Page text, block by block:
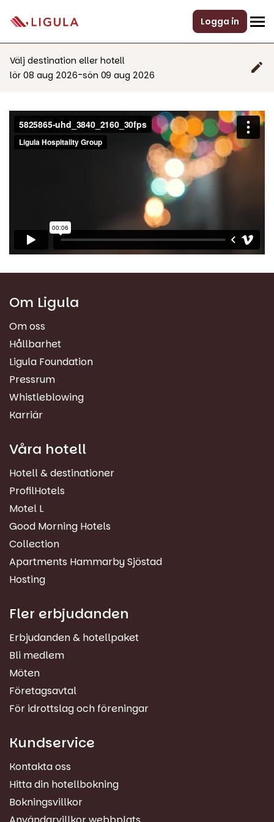
Logga in
Välj destination eller hotell
lör 08 aug 2026-sön 09 aug 2026
Om Ligula
Om oss
Hållbarhet
Ligula Foundation
Pressrum
Whistleblowing
Karriär
Våra hotell
Hotell & destinationer
ProfilHotels
Motel L
Good Morning Hotels
Collection
Apartments Hammarby Sjöstad
Hosting
Fler erbjudanden
Erbjudanden & hotellpaket
Bli medlem
Möten
Företagsavtal
För idrottslag och föreningar
Kundservice
Kontakta oss
Hitta din hotellbokning
Bokningsvillkor